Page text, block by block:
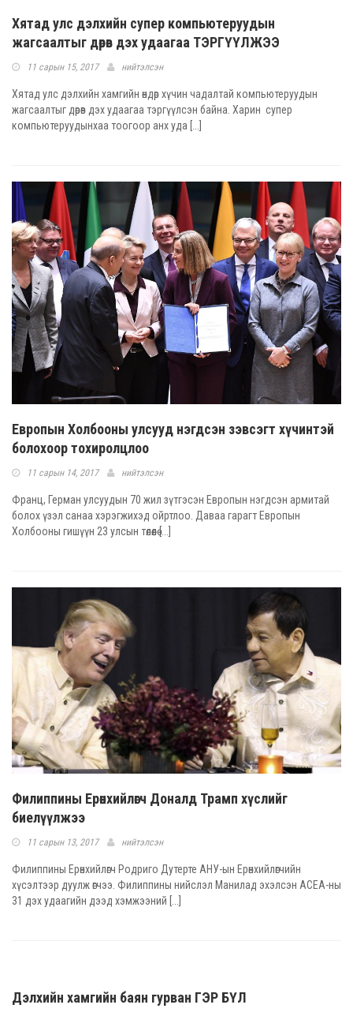
Хятад улс дэлхийн супер компьютеруудын
жагсаалтыг дөрөв дэх удаагаа ТЭРГҮҮЛЖЭЭ
11 сарын 15, 2017 нийтэлсэн
Хятад улс дэлхийн хамгийн өндөр хүчин чадалтай компьютеруудын
жагсаалтыг дөрөв дэх удаагаа тэргүүлсэн байна. Харин супер
компьютеруудынхаа тоогоор анх уда [...]
Европын Холбооны улсууд нэгдсэн зэвсэгт хүчинтэй
болохоор тохиролцлоо
11 сарын 14, 2017 нийтэлсэн
Франц, Герман улсуудын 70 жил зүтгэсэн Европын нэгдсэн армитай
болох үзэл санаа хэрэгжихэд ойртлоо. Даваа гарагт Европын
Холбооны гишүүн 23 улсын төлөөлө [...]
Филиппины Ерөнхийлөгч Доналд Трамп хүслийг
биелүүлжээ
11 сарын 13, 2017 нийтэлсэн
Филиппины Ерөнхийлөгч Родриго Дутерте АНУ-ын Ерөнхийлөгчийн
хүсэлтээр дуулж өгчээ. Филиппины нийслэл Манилад эхэлсэн АСЕА-ны
31 дэх удаагийн дээд хэмжээний [...]
Дэлхийн хамгийн баян гурван ГЭР БҮЛ